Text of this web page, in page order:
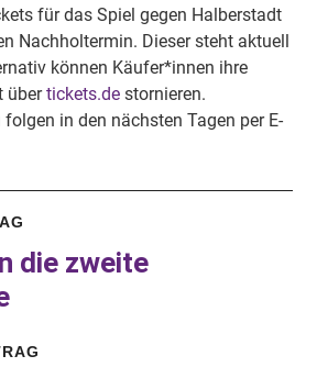
für das Spiel gegen Halberstadt
Nachholtermin. Dieser steht aktuell
können Käufer*innen ihre
übertickets.de stornieren.
in den nächsten Tagen per E-
die zweite